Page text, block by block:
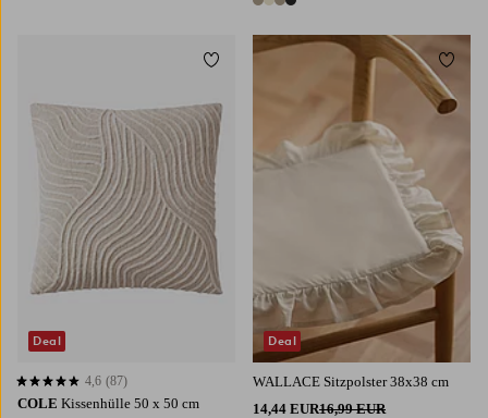
4 Farben
COLE Kissenhülle 50 x 50 cm
4,6 basierend auf 87 Bewertungen
4,6 (87)
Deal
Zu Favoriten hinzufügen
WALLACE Sitzpolster 38x38 cm
14,44 EUR16,99 EUR
Deal
Zu